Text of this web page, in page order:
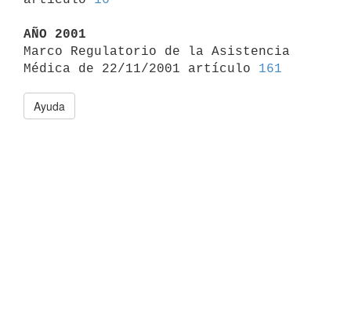
AÑO 2001
Marco Regulatorio de la Asistencia
Médica de 22/11/2001 artículo 161
Ayuda